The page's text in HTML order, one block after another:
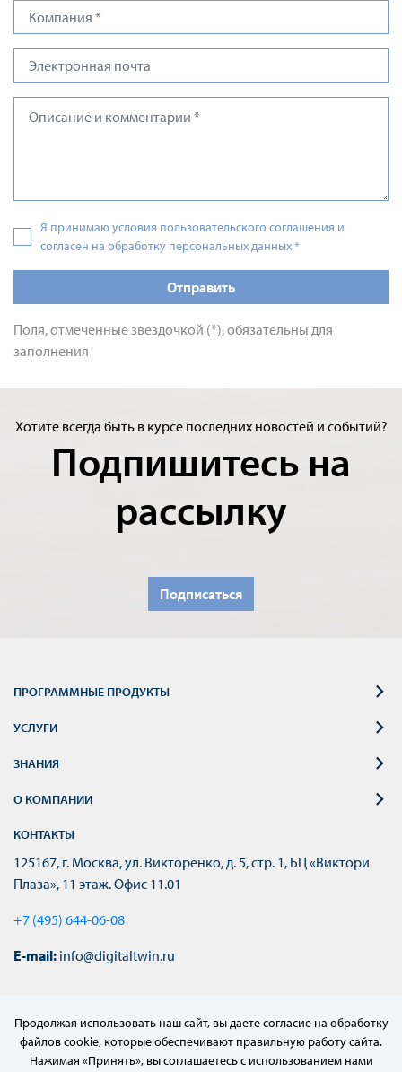
Я принимаю условия пользовательского соглашения и
согласен на обработку персональных данных*
Отправить
Поля, отмеченные звездочкой (*), обязательны для
заполнения
Хотите всегда быть в курсе последних новостей и событий?
Подпишитесь на
рассылку
Подписаться
ПРОГРАММНЫЕ ПРОДУКТЫ
УСЛУГИ
ЗНАНИЯ
О КОМПАНИИ
КОНТАКТЫ
125167, г. Москва, ул. Викторенко, д. 5, стр. 1, БЦ «Виктори
Плаза», 11 этаж. Офис 11.01
+7 (495) 644-06-08
E-mail: info@digitaltwin.ru
Продолжая использовать наш сайт, вы даете согласие на обработку
файлов cookie, которые обеспечивают правильную работу сайта.
Нажимая «Принять», вы соглашаетесь с использованием нами